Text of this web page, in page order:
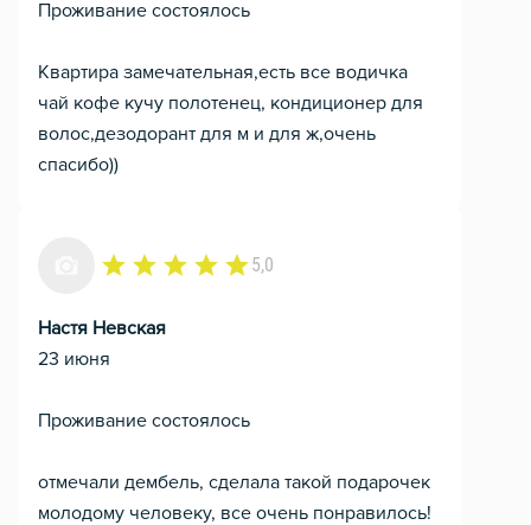
Проживание состоялось
Квартира замечательная,есть все водичка
чай кофе кучу полотенец, кондиционер для
волос,дезодорант для м и для ж,очень
спасибо))
5,0
Настя Невская
23 июня
Проживание состоялось
отмечали дембель, сделала такой подарочек
молодому человеку, все очень понравилось!